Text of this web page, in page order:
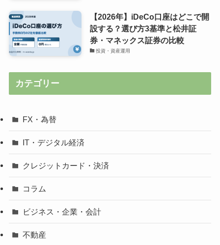
【2026年】iDeCo口座はどこで開
設する？選び方3基準と松井証
券・マネックス証券の比較
投資・資産運用
カテゴリー
FX・為替
IT・デジタル経済
クレジットカード・決済
コラム
ビジネス・企業・会計
不動産